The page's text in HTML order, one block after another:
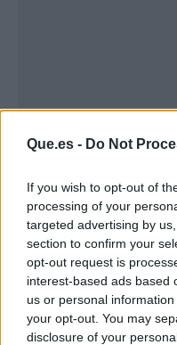
Que.es - Do Not
If you wish to opt-out of
processing of your
targeted advertising by
section to confirm your
opt-out request is
interest-based ads based
us or personal
your opt-out. You may
disclosure of your
anualmente por el
Institute (DMI),
organizaciones
generar un impacto
sociedad y el
Sobre Mormedi